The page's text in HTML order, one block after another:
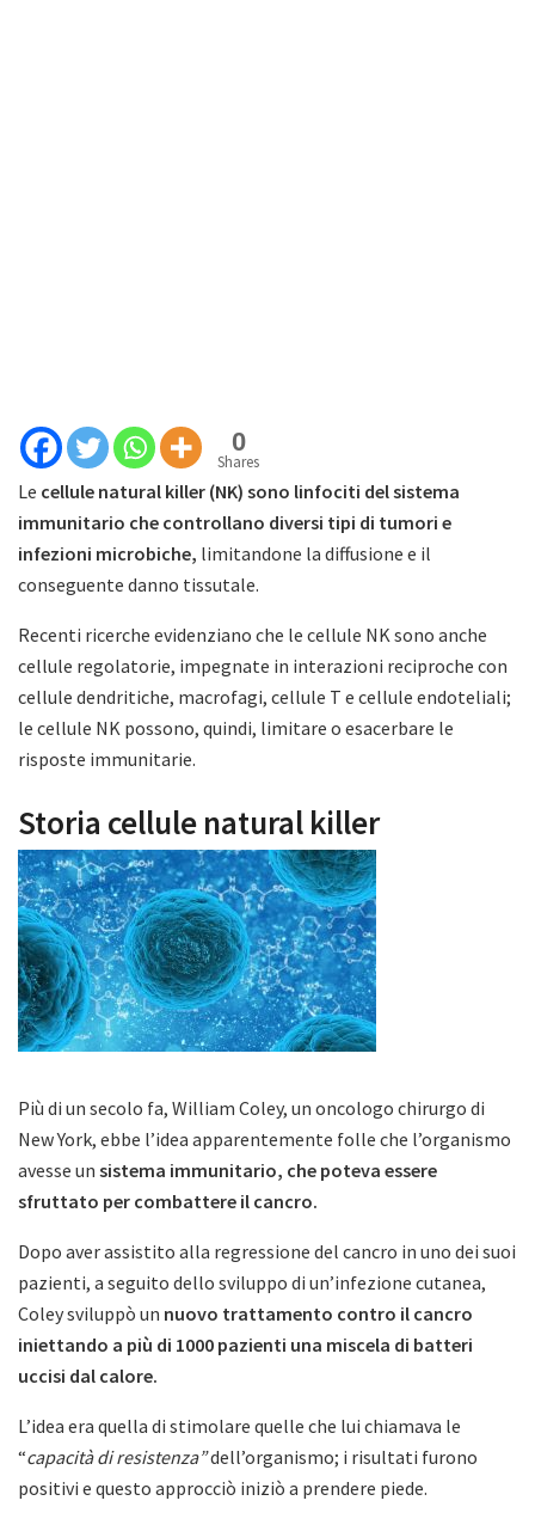
0
Shares
Le cellule natural killer (NK) sono linfociti del sistema
immunitario che controllano diversi tipi di tumori e
infezioni microbiche, limitandone la diffusione e il
conseguente danno tissutale.
Recenti ricerche evidenziano che le cellule NK sono anche
cellule regolatorie, impegnate in interazioni reciproche con
cellule dendritiche, macrofagi, cellule T e cellule endoteliali;
le cellule NK possono, quindi, limitare o esacerbare le
risposte immunitarie.
Storia cellule natural killer
Più di un secolo fa, William Coley, un oncologo chirurgo di
New York, ebbe l’idea apparentemente folle che l’organismo
avesse un sistema immunitario, che poteva essere
sfruttato per combattere il cancro.
Dopo aver assistito alla regressione del cancro in uno dei suoi
pazienti, a seguito dello sviluppo di un’infezione cutanea,
Coley sviluppò un nuovo trattamento contro il cancro
iniettando a più di 1000 pazienti una miscela di batteri
uccisi dal calore.
L’idea era quella di stimolare quelle che lui chiamava le
“capacità di resistenza”dell’organismo; i risultati furono
positivi e questo approcciò iniziò a prendere piede.